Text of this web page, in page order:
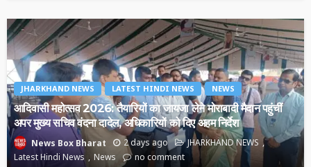
JHARKHAND NEWS LATEST HINDI NEWS NEWS
आदिवासी महोत्सव 2026: तैयारियों का जायजा लेने मोराबादी मैदान पहुंचीं
अपर मुख्य सचिव वंदना दादेल, अधिकारियों को दिए अहम निर्देश
News Box Bharat 2 days ago
JHARKHAND NEWS
Latest Hindi News
News no comment